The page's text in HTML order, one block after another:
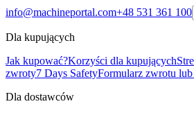
info@machineportal.com+48 531 361 100
Dla kupujących
Jak kupować?Korzyści dla kupujących
zwroty7 Days SafetyFormularz zwrotu
Dla dostawców